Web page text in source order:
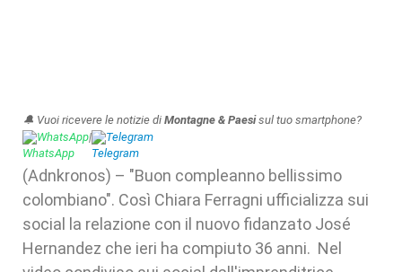
🔔 Vuoi ricevere le notizie di Montagne & Paesisul tuo smartphone?
WhatsApp| Telegram
(Adnkronos) – "Buon compleanno bellissimo
colombiano". Così Chiara Ferragni ufficializza sui
social la relazione con il nuovo fidanzato José
Hernandez che ieri ha compiuto 36 anni. Nel